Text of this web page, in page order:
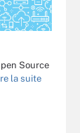
Source
la suite